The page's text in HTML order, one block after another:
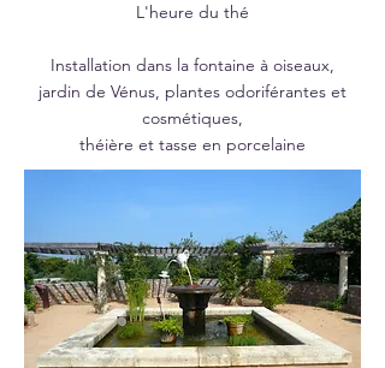
L'heure du thé
Installation dans la fontaine à oiseaux,
jardin de Vénus, plantes odoriférantes et
cosmétiques,
théière et tasse en porcelaine